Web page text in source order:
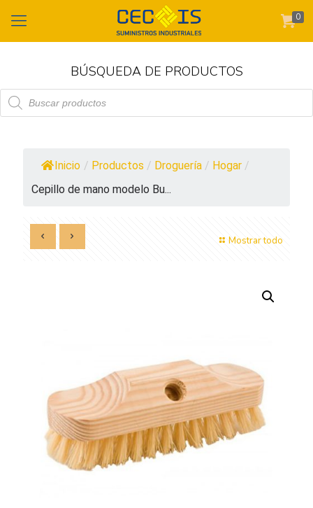
0
BÚSQUEDA DE PRODUCTOS
Búsqueda
de
productos
Inicio / Productos / Droguería / Hogar /
Cepillo de mano modelo Bu...
Mostrar todo